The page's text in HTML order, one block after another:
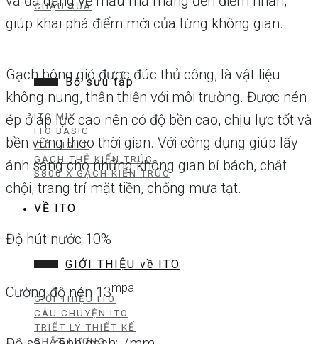
CHẬU RỬA
Bộ sưu tập
ITO MIX
ITO BASIC
ITO LIGHT
GẠCH THẺ KIẾN TRÚC
S800 X GẠCH KIẾN TRÚC
VỀ ITO
GIỚI THIỆU về ITO
GIỚI THIỆU ITO
CÂU CHUYỆN ITO
TRIẾT LÝ THIẾT KẾ
CHẤT LƯỢNG
giúp khai phá điểm mới của từng không gian.
Gạch bông gió được đúc thủ công, là vật liệu
không nung, thân thiện với môi trường. Được nén
ép ở áp lực cao nên có độ bền cao, chịu lực tốt và
bền vững theo thời gian. Với công dụng giúp lấy
ánh sáng cho những không gian bí bách, chật
chội, trang trí mặt tiền, chống mưa tạt.
Độ hút nước 10%
Cường độ nén 13mpa